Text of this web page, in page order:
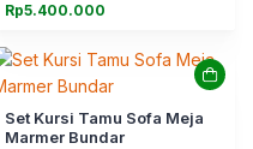
Rp5.400.000
Set Kursi Tamu Sofa Meja
Marmer Bundar